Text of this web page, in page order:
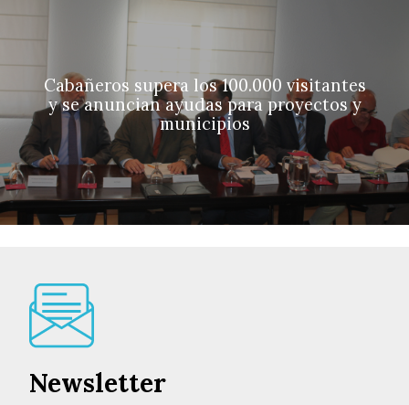
Cabañeros supera los 100.000 visitantes
y se anuncian ayudas para proyectos y
municipios
Newsletter